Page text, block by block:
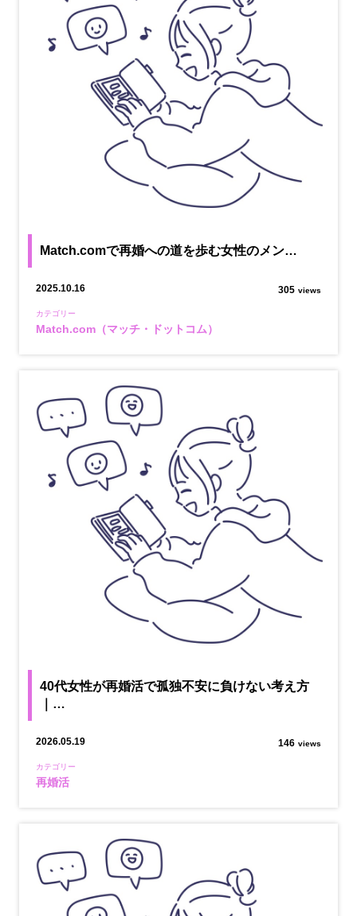
Match.comで再婚への道を歩む女性のメン…
2025.10.16 305 views
カテゴリー
Match.com（マッチ・ドットコム）
40代女性が再婚活で孤独不安に負けない考え方
｜…
2026.05.19 146 views
カテゴリー
再婚活